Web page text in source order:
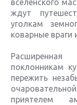
вселенского
ждут
уголкам
коварные
поклонникам
пережить
приятелем